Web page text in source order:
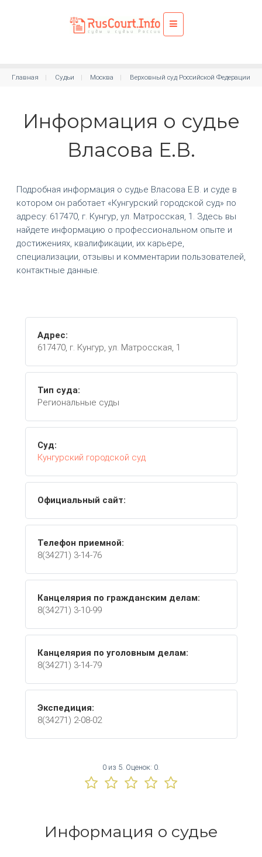
Главная Судьи Москва Верховный суд Российской Федерации
Информация о судье
Власова Е.В.
Подробная информация о судье Власова Е.В. и суде в
котором он работает «Кунгурский городской суд» по
адресу: 617470, г. Кунгур, ул. Матросская, 1. Здесь вы
найдете информацию о профессиональном опыте и
достижениях, квалификации, их карьере,
специализации, отзывы и комментарии пользователей,
контактные данные.
Адрес:
617470, г. Кунгур, ул. Матросская, 1
Тип суда:
Региональные суды
Суд:
Кунгурский городской суд
Официальный сайт:
Телефон приемной:
8(34271) 3-14-76
Канцелярия по гражданским делам:
8(34271) 3-10-99
Канцелярия по уголовным делам:
8(34271) 3-14-79
Экспедиция:
8(34271) 2-08-02
0 из 5. Оценок: 0
Информация о судье